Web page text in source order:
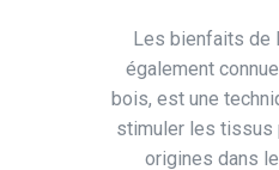
Les bienfaits de
également
bois, est une
stimuler les tissus
origines dans